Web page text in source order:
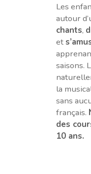
Les
autour
chants,
et
saisons.
la
sans
français.
des
10 ans.